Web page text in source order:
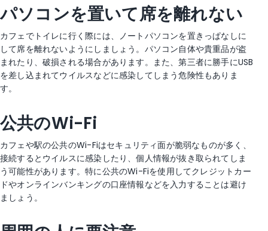
パソコンを置いて席を離れない
カフェでトイレに行く際には、ノートパソコンを置きっぱなしに
して席を離れないようにしましょう。パソコン自体や貴重品が盗
まれたり、破損される場合があります。また、第三者に勝手にUSB
を差し込まれてウイルスなどに感染してしまう危険性もありま
す。
公共のWi-Fi
カフェや駅の公共のWi-Fiはセキュリティ面が脆弱なものが多く、
接続するとウイルスに感染したり、個人情報が抜き取られてしま
う可能性があります。特に公共のWi-Fiを使用してクレジットカー
ドやオンラインバンキングの口座情報などを入力することは避け
ましょう。